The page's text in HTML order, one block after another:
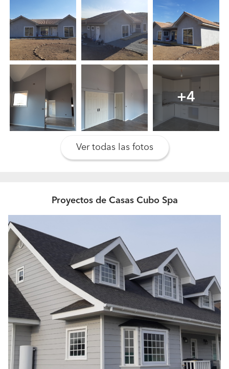
presupuesto medio?
En promedio 5 o 6 casas.
¿En qué tipos de trabajos están especializados?
Nos especializamos en construcciones de viviendas
terminadas llave en mano. Así como también quinchos,
piscinas, paisajismo y todo lo que involucre la vivienda,
incluyendo los trámites municipales hasta la recepción
final. En resúmen, nos encargamos de todo el proceso
para que el cliente no tenga que preocuparse de nada.
¿Qué trabajos son los más habituales?
Viviendas llave en mano
Con las mejores marcas del mercado
¿Qué datos necesitan para poder pasar un
presupuesto detallado?
Datos personales del cliente e información del proyecto
como metros cuadrados, materialidad, etc.
¿Qué los hace distintos de la competencia? ¿Por
qué un cliente debería elegirlos?
Calidad y Confianza.
¿Qué tipo de cliente tienen? ¿Quién es su cliente
ideal?
Todos aquellos que tengan un terreno, el presupuesto y
+4
Ver todas las fotos
Proyectos de Casas Cubo Spa